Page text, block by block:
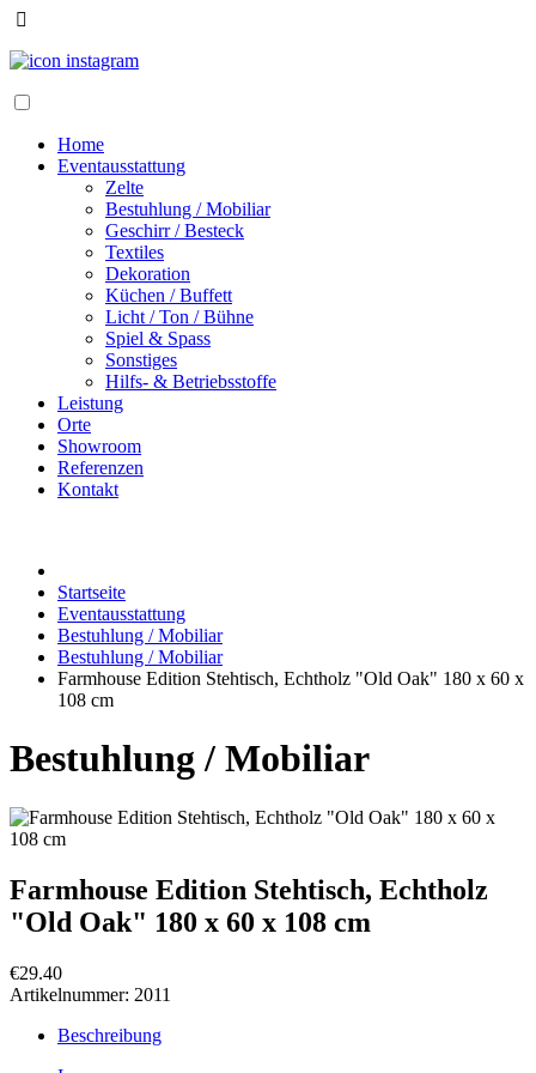
Home
Eventausstattung
Zelte
Bestuhlung / Mobiliar
Geschirr / Besteck
Textiles
Dekoration
Küchen / Buffett
Licht / Ton / Bühne
Spiel & Spass
Sonstiges
Hilfs- & Betriebsstoffe
Leistung
Orte
Showroom
Referenzen
Kontakt
Startseite
Eventausstattung
Bestuhlung / Mobiliar
Bestuhlung / Mobiliar
Farmhouse Edition Stehtisch, Echtholz "Old Oak" 180 x 60 x
108 cm
Bestuhlung / Mobiliar
Farmhouse Edition Stehtisch, Echtholz
"Old Oak" 180 x 60 x 108 cm
€29.40
Artikelnummer: 2011
Beschreibung